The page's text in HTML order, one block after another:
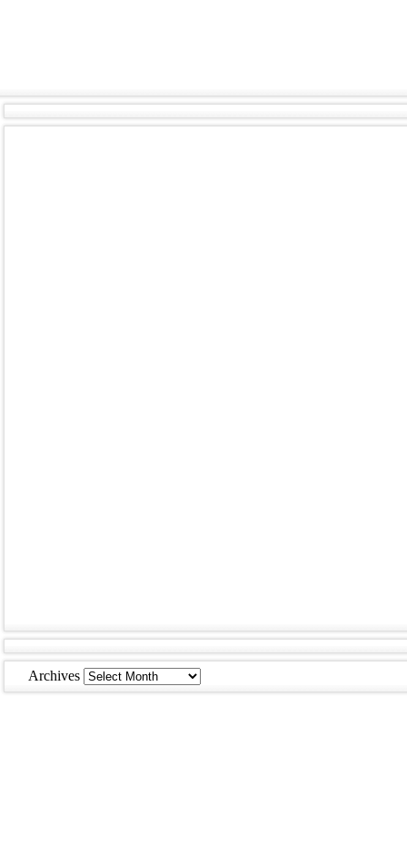
Archives Archives